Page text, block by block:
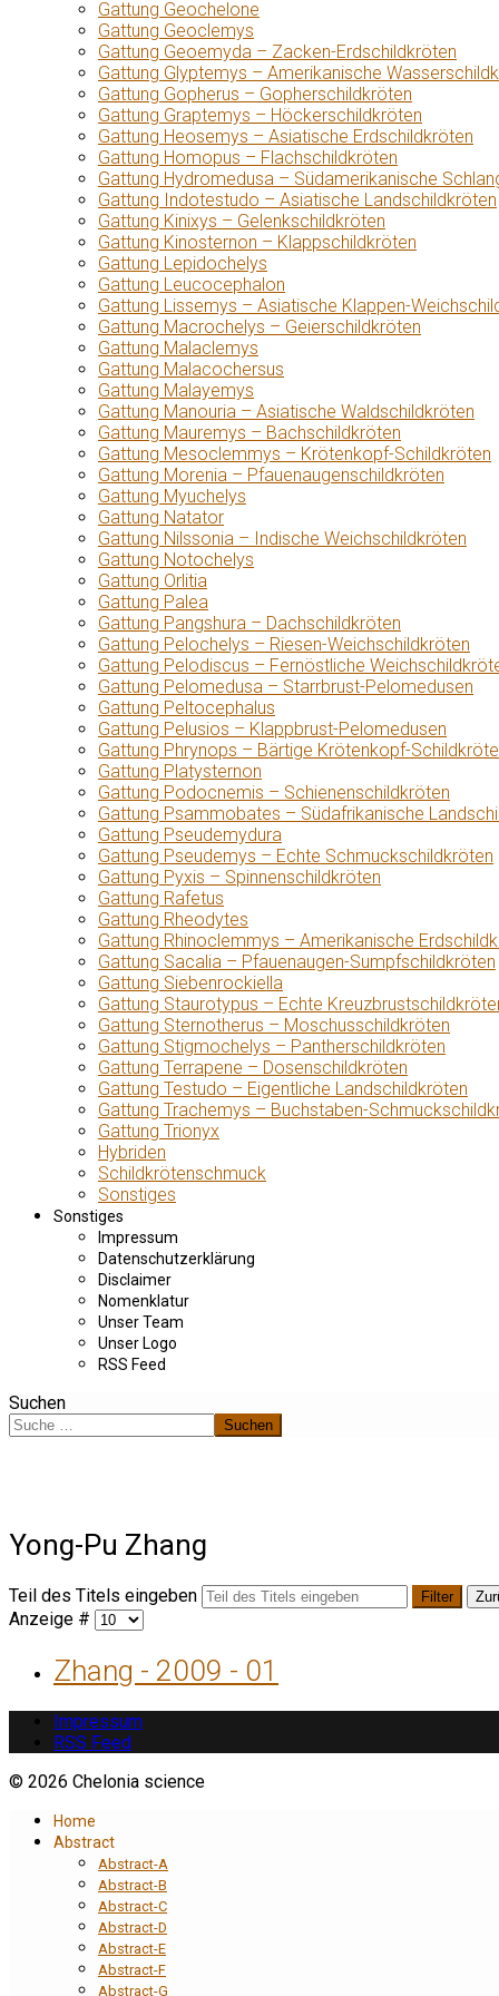
Gattung Geochelone
Gattung Geoclemys
Gattung Geoemyda – Zacken-Erdschildkröten
Gattung Glyptemys – Amerikanische
Gattung Gopherus – Gopherschildkröten
Gattung Graptemys – Höckerschildkröten
Gattung Heosemys – Asiatische Erdschildkröten
Gattung Homopus – Flachschildkröten
Gattung Hydromedusa – Südamerikanische
Gattung Indotestudo – Asiatische Landschildkröten
Gattung Kinixys – Gelenkschildkröten
Gattung Kinosternon – Klappschildkröten
Gattung Lepidochelys
Gattung Leucocephalon
Gattung Lissemys – Asiatische Klappen-
Gattung Macrochelys – Geierschildkröten
Gattung Malaclemys
Gattung Malacochersus
Gattung Malayemys
Gattung Manouria – Asiatische Waldschildkröten
Gattung Mauremys – Bachschildkröten
Gattung Mesoclemmys – Krötenkopf-Schildkröten
Gattung Morenia – Pfauenaugenschildkröten
Gattung Myuchelys
Gattung Natator
Gattung Nilssonia – Indische Weichschildkröten
Gattung Notochelys
Gattung Orlitia
Gattung Palea
Gattung Pangshura – Dachschildkröten
Gattung Pelochelys – Riesen-Weichschildkröten
Gattung Pelodiscus – Fernöstliche
Gattung Pelomedusa – Starrbrust-Pelomedusen
Gattung Peltocephalus
Gattung Pelusios – Klappbrust-Pelomedusen
Gattung Phrynops – Bärtige Krötenkopf-
Gattung Platysternon
Gattung Podocnemis – Schienenschildkröten
Gattung Psammobates – Südafrikanische
Gattung Pseudemydura
Gattung Pseudemys – Echte Schmuckschildkröten
Gattung Pyxis – Spinnenschildkröten
Gattung Rafetus
Gattung Rheodytes
Gattung Rhinoclemmys – Amerikanische
Gattung Sacalia – Pfauenaugen-Sumpfschildkröten
Gattung Siebenrockiella
Gattung Staurotypus – Echte
Gattung Sternotherus – Moschusschildkröten
Gattung Stigmochelys – Pantherschildkröten
Gattung Terrapene – Dosenschildkröten
Gattung Testudo – Eigentliche Landschildkröten
Gattung Trachemys – Buchstaben-
Gattung Trionyx
Hybriden
Schildkrötenschmuck
Sonstiges
Sonstiges
Impressum
Datenschutzerklärung
Disclaimer
Nomenklatur
Unser Team
Unser Logo
RSS Feed
Suchen
Suchen
Yong-Pu Zhang
Teil des Titels eingeben Filter
Anzeige #
Zhang - 2009 - 01
Impressum
RSS Feed
© 2026 Chelonia science
Home
Abstract
Abstract-A
Abstract-B
Abstract-C
Abstract-D
Abstract-E
Abstract-F
Abstract-G